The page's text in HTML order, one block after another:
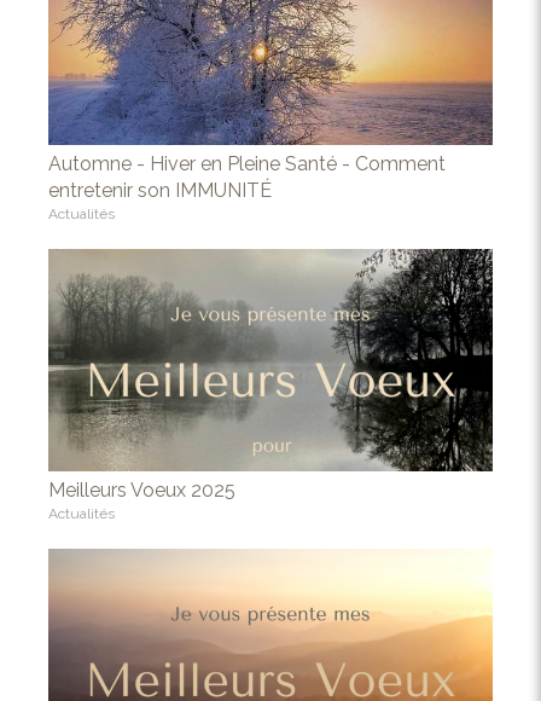
Automne - Hiver en Pleine Santé - Comment
entretenir son IMMUNITÉ
Actualités
Meilleurs Voeux 2025
Actualités